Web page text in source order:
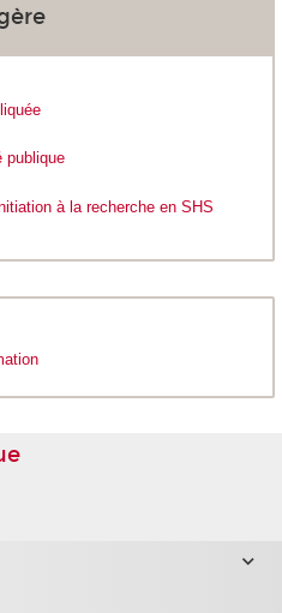
publique
à la recherche en SHS